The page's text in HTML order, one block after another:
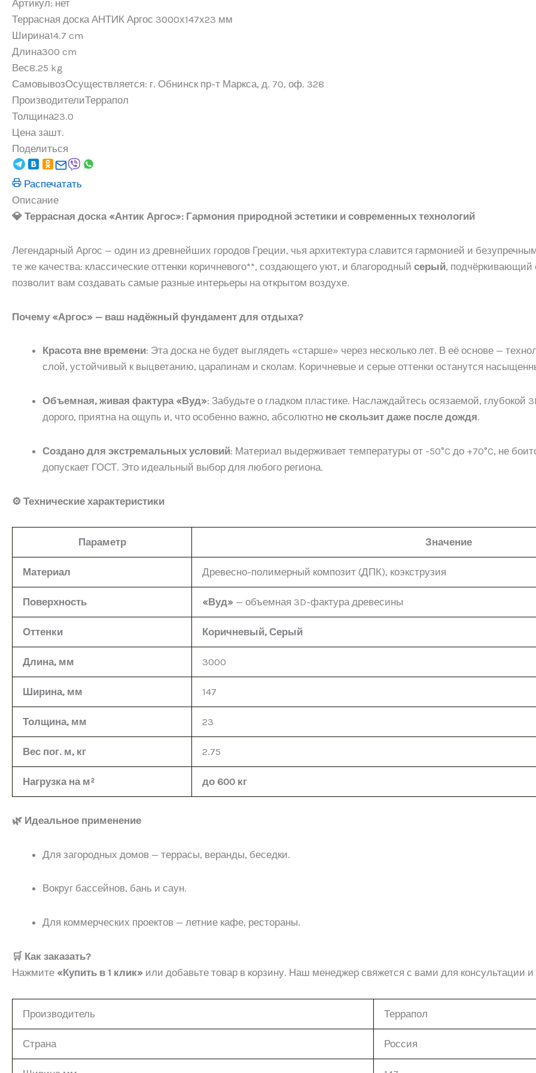
Артикул: нет
Террасная доска АНТИК Аргос 3000х147х23 мм
Ширина14.7 cm
Длина300 cm
Вес8.25 kg
СамовывозОсуществляется: г. Обнинск пр-т Маркса, д. 70, оф. 328
ПроизводителиТеррапол
Толщина23.0
Цена зашт.
Поделиться
Распечатать
Описание
💎 Террасная доска «Антик Аргос»: Гармония природной эстетики и современных технологий
Легендарный Аргос — один из древнейших городов Греции, чья архитектура славится гармонией и
те же качества: классические оттенки коричневого**, создающего уют, и благородный серый, подчёркивающий
позволит вам создавать самые разные интерьеры на открытом воздухе.
Почему «Аргос» — ваш надёжный фундамент для отдыха?
Красота вне времени: Эта доска не будет выглядеть «старше» через несколько лет. В её основе —
слой, устойчивый к выцветанию, царапинам и сколам. Коричневые и серые оттенки останутся
Объемная, живая фактура «Вуд»: Забудьте о гладком пластике. Наслаждайтесь осязаемой, глубокой
дорого, приятна на ощупь и, что особенно важно, абсолютно не скользит даже после дождя.
Создано для экстремальных условий: Материал выдерживает температуры от -50°C до +70°C, не
допускает ГОСТ. Это идеальный выбор для любого региона.
⚙️ Технические характеристики
Параметр Значение
Материал Древесно-полимерный композит (ДПК), коэкструзия
Поверхность «Вуд» — объемная 3D-фактура древесины
Оттенки Коричневый, Серый
Длина, мм 3000
Ширина, мм 147
Толщина, мм 23
Вес пог. м, кг 2.75
Нагрузка на м² до 600 кг
🌿 Идеальное применение
Для загородных домов — террасы, веранды, беседки.
Вокруг бассейнов, бань и саун.
Для коммерческих проектов — летние кафе, рестораны.
🛒 Как заказать?
Нажмите «Купить в 1 клик» или добавьте товар в корзину. Наш менеджер свяжется с вами для консультации и
Производитель Террапол
Страна Россия